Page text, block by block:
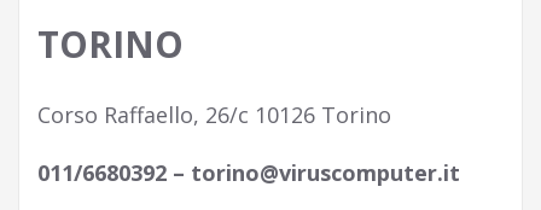
TORINO
Corso Raffaello, 26/c 10126 Torino
011/6680392 – torino@viruscomputer.it